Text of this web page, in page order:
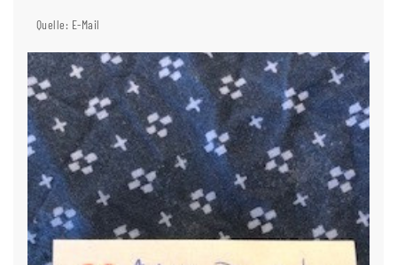
Quelle: E-Mail